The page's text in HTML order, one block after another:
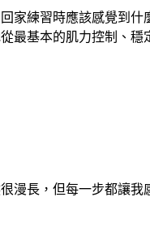
家練習時應該感覺到什
最基本的肌力控制、穩
漫長，但每一步都讓我